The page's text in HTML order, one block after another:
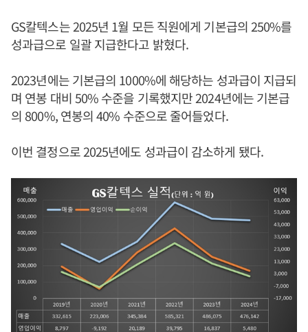
GS칼텍스는 2025년 1월 모든 직원에게 기본급의 250%를
성과급으로 일괄 지급한다고 밝혔다.
2023년에는 기본급의 1000%에 해당하는 성과급이 지급되
며 연봉 대비 50% 수준을 기록했지만 2024년에는 기본급
의 800%, 연봉의 40% 수준으로 줄어들었다.
이번 결정으로 2025년에도 성과급이 감소하게 됐다.